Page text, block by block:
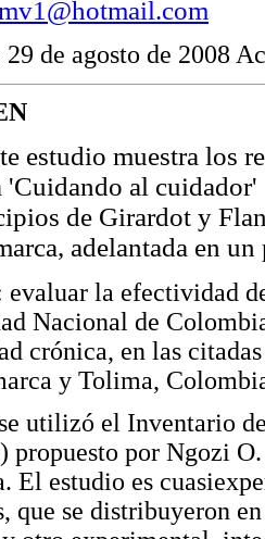
de agosto de 2008
estudio muestra los
'Cuidando al
de Girardot y
adelantada en
evaluar la efectividad
Nacional de
crónica, en las
y Tolima,
utilizó el Inventario
propuesto por Ngozi
El estudio es
que se distribuyeron